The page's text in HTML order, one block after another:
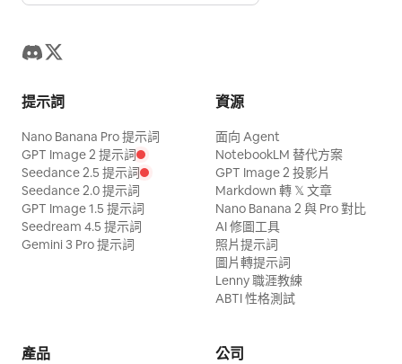
提示詞
Nano Banana Pro 提示詞
GPT Image 2 提示詞
Seedance 2.5 提示詞
Seedance 2.0 提示詞
GPT Image 1.5 提示詞
Seedream 4.5 提示詞
Gemini 3 Pro 提示詞
資源
面向 Agent
NotebookLM 替代方案
GPT Image 2 投影片
Markdown 轉 𝕏 文章
Nano Banana 2 與 Pro 對比
AI 修圖工具
照片提示詞
圖片轉提示詞
Lenny 職涯教練
ABTI 性格測試
產品 公司